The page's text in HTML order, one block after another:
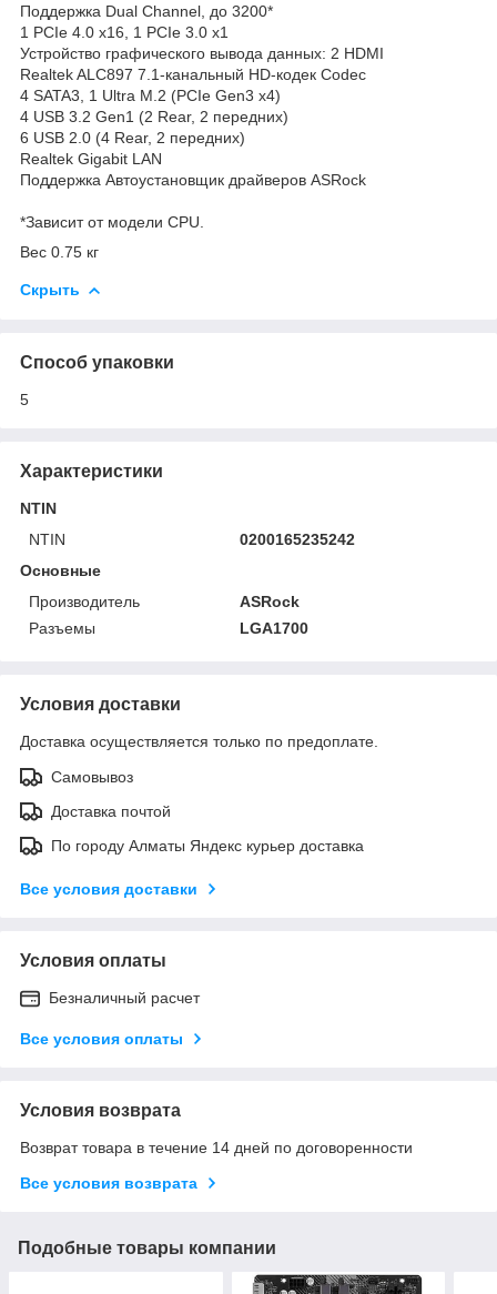
Поддержка Dual Channel, до 3200*
1 PCIe 4.0 x16, 1 PCIe 3.0 x1
Устройство графического вывода данных: 2 HDMI
Realtek ALC897 7.1-канальный HD-кодек Codec
4 SATA3, 1 Ultra M.2 (PCIe Gen3 x4)
4 USB 3.2 Gen1 (2 Rear, 2 передних)
6 USB 2.0 (4 Rear, 2 передних)
Realtek Gigabit LAN
Поддержка Автоустановщик драйверов ASRock
*Зависит от модели CPU.
Вес 0.75 кг
Скрыть
Способ упаковки
5
Характеристики
NTIN
NTIN
0200165235242
Основные
Производитель
ASRock
Разъемы
LGA1700
Условия доставки
Доставка осуществляется только по предоплате.
Самовывоз
Доставка почтой
По городу Алматы Яндекс курьер доставка
Все условия доставки
Условия оплаты
Безналичный расчет
Все условия оплаты
Условия возврата
Возврат товара в течение 14 дней по договоренности
Все условия возврата
Подобные товары компании